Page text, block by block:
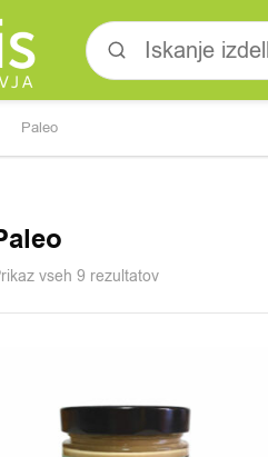
Paleo
vseh 9 rezultatov